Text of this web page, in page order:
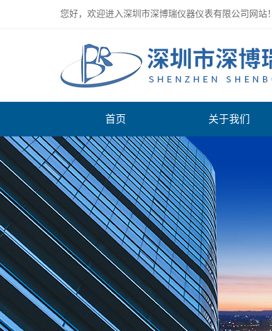
您好，欢迎进入深圳市深博瑞仪器仪表有限公司网站！
首页 关于我们